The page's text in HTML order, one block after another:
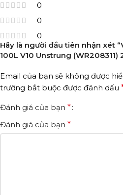
0
0
0
Hãy là người đầu tiên nhận xét
100L V10 Unstrung (WR208311)
Email của bạn sẽ không được
trường bắt buộc được đánh dấu
Đánh giá của bạn *
Đánh giá của bạn *